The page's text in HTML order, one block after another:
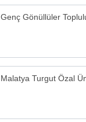
Genç Gönüllüler
Malatya Turgut Özal